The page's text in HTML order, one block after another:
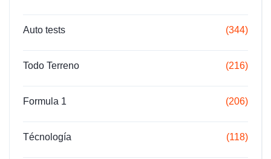
Auto tests (344)
Todo Terreno (216)
Formula 1 (206)
Técnología (118)